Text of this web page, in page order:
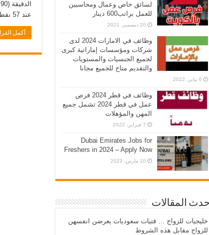
عند 57 نقطة في المركز …
أكمل
لسائق خاص وعمال ومحاسبين
للعمل براتب600 دينار
20 ديسمبر، 2021
وظائف في الامارات 2024 لدى
شركات ومؤسسات إماراتية كبرى
لجميع الجنسيات والمستويات
والتقديم متاح للجميع مجانا
6 يناير، 2022
وظائف في قطر 2024 فرص
عمل في قطر 2024 تشمل جميع
المهن والمؤهلات
7 فبراير، 2022
Dubai Emirates Jobs for
Freshers in 2024 – Apply Now
10 مارس، 2023
المقالات
خليجيات للزواج … فتيات سعوديات يعرضن انفسهن
للزواج مقابل هذه الشروط